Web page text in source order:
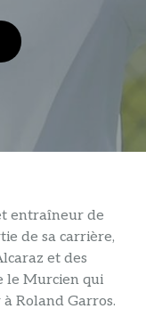
entraîneur de
de sa carrière,
et des
le Murcien qui
Roland Garros.